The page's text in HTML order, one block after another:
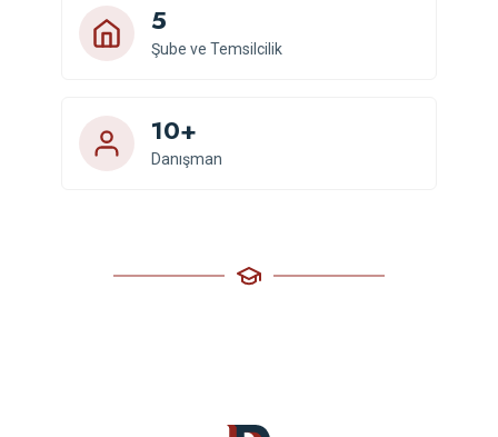
5
Şube ve Temsilcilik
10+
Danışman